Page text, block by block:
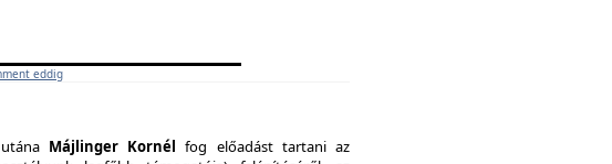
eddig
Májlinger Kornél fog előadást tartani az